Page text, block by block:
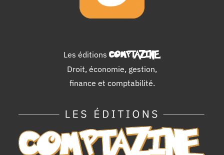
Les éditions COMPTAZINE.
Droit, économie, gestion,
finance et comptabilité.